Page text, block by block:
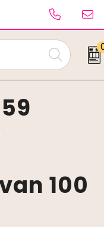
100